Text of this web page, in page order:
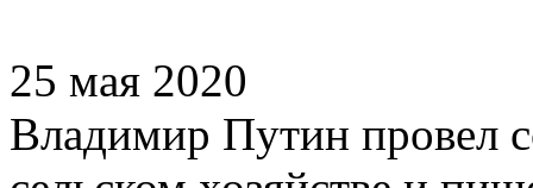
25 мая 2020
Владимир Путин провел